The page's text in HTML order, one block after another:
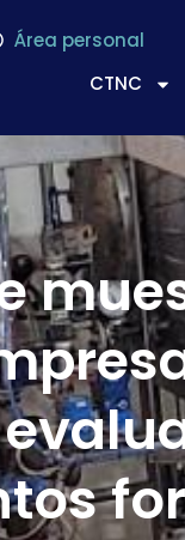
Área personal
CTNC